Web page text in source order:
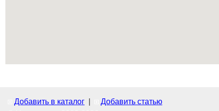
Добавить в каталог
Добавить статью